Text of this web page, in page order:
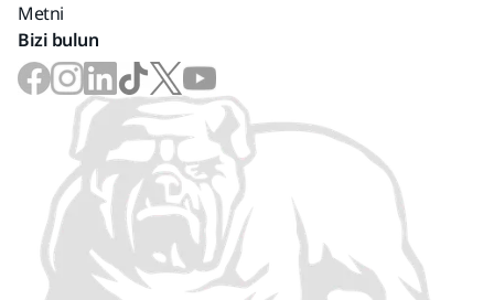
Metni
Bizi bulun